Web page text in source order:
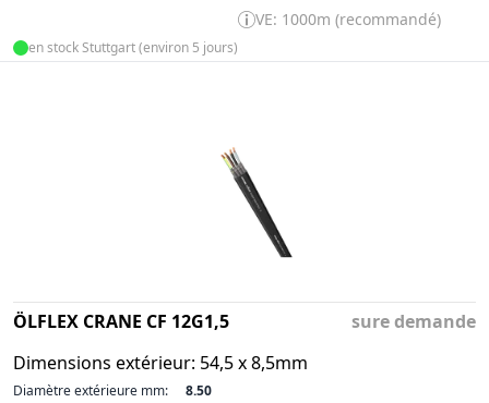
VE: 1000m (recommandé)
en stock Stuttgart (environ 5 jours)
ÖLFLEX CRANE CF 12G1,5
Dimensions extérieur: 54,5 x 8,5mm
sure demande
Diamètre extérieure mm:
8.50